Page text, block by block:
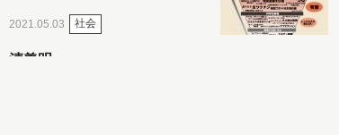
2021.05.03 社会
清義明